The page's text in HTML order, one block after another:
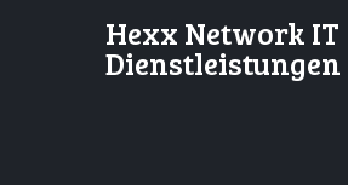
Hexx Network IT
Dienstleistungen